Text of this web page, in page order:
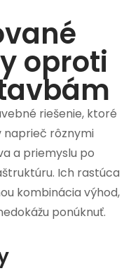
oproti
riešenie, ktoré
naprieč rôznymi
a priemyslu po
Ich rastúca
kombinácia výhod,
ponúknuť.